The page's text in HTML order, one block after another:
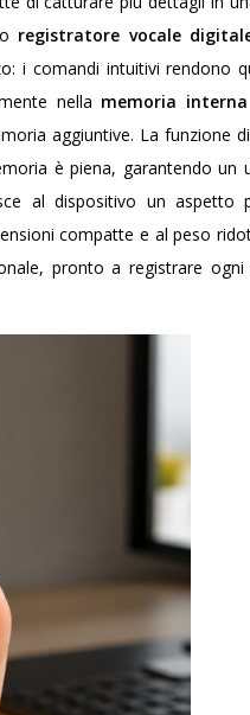
registratore vocale
i comandi intuitivi rendono
nella memoria
aggiuntive. La funzione di
è piena, garantendo un
al dispositivo un aspetto
compatte e al peso
pronto a registrare